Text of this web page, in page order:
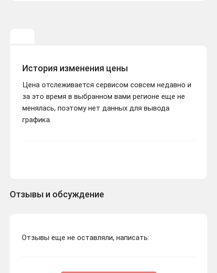
История изменения цены
Цена отслеживается сервисом совсем недавно и
за это время в выбранном вами регионе еще не
менялась, поэтому нет данных для вывода
графика.
Отзывы и обсуждение
Отзывы еще не оставляли, написать: